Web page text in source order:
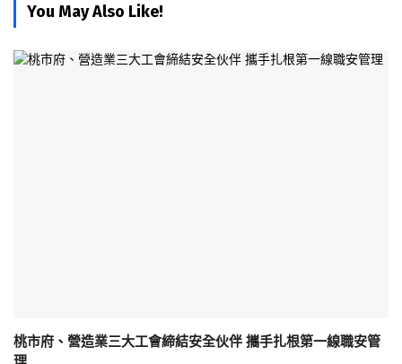
You May Also Like!
桃市府、營造業三大工會締結安全伙伴 攜手扎根第一線職安管